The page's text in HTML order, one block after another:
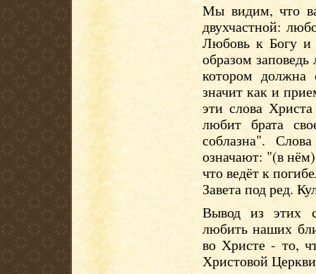
Мы видим, что
двухчастной:
Любовь к Богу и
образом
котором должна
значит как и
эти слова
любит брата
соблазна".
означают: "(в нём)
что ведёт к
Завета под ред.
Вывод из этих
любить наших
во Христе - то,
Христовой